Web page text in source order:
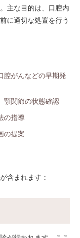
主な目的は、口腔内
に適切な処置を行う
腔がんなどの早期発
顎関節の状態確認
の指導
の提案
含まれます：